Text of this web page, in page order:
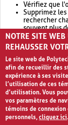
Vérifiez que
Supprimez
rechercher
souvent plus
Envisagez
retournera
NOTRE SITE
REHAUSSER
Le site web de
afin de recueillir des
expérience à ses
l’utilisation de ces
d’utilisation. Vous
vos paramètres de
témoins de
personnels,cliquez ici.